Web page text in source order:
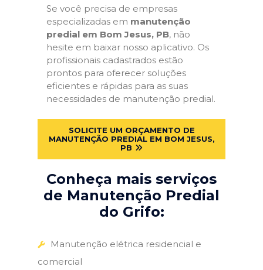
Se você precisa de empresas
especializadas em manutenção
predial em Bom Jesus, PB, não
hesite em baixar nosso aplicativo. Os
profissionais cadastrados estão
prontos para oferecer soluções
eficientes e rápidas para as suas
necessidades de manutenção predial.
SOLICITE UM ORÇAMENTO DE
MANUTENÇÃO PREDIAL EM BOM JESUS,
PB
Conheça mais serviços
de Manutenção Predial
do Grifo:
Manutenção elétrica residencial e
comercial